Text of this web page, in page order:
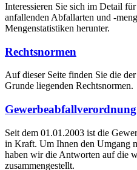
Interessieren Sie sich im Detail
anfallenden Abfallarten und -
Mengenstatistiken herunter.
Rechtsnormen
Auf dieser Seite finden Sie die
Grunde liegenden Rechtsnormen.
Gewerbeabfallverordnung
Seit dem 01.01.2003 ist die
in Kraft. Um Ihnen den Umgang
haben wir die Antworten auf die
zusammengestellt.